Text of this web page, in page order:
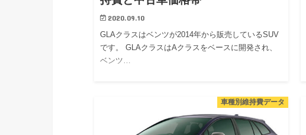
2020.09.10
GLAクラスはベンツが2014年から販売しているSUV
です。 GLAクラスはAクラスをベースに開発され、
ベンツ…
車種別維持費データ